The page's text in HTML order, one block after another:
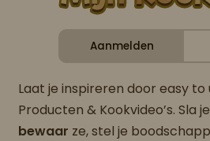
Aanmelden
Laat je inspireren door easy to
Producten & Kookvideo’s. Sla je
bewaar ze, stel je